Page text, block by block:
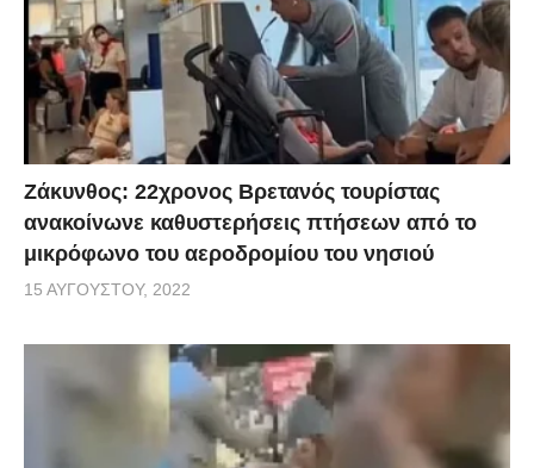
Ζάκυνθος: 22χρονος Βρετανός τουρίστας
ανακοίνωνε καθυστερήσεις πτήσεων από το
μικρόφωνο του αεροδρομίου του νησιού
15 ΑΥΓΟΎΣΤΟΥ, 2022